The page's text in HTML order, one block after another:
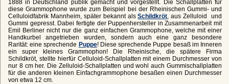
1888 in Deutschland publik gemacht und vorgestellt. Die Schallplatten für
diese Grammophone wurde zum Beispiel bei der Rheinischen Gummi- und
Celluloidfabrik Mannheim, später bekannt alsSchildkröt , aus Zelluloid und
Gummi gepresst. Dabei fertigte der Puppenhersteller in Zusammenarbeit mit
Emil Berliner nicht nur die ganz einfachen Grammophone, welche mit einer
Handkurbel angetrieben wurden, sondern auch eine ganz besondere
Rarität: eine sprechende Puppe! Diese sprechende Puppe besaß im Inneren
ein super kleines Grammophon! Die Rheinische, die spätere Firma
Schildkröt, stellte hierfür Celluloid-Schallplatten mit einem Durchmesser von
nur 8 cm her. Die Zelluloid-Schallplatten und wohl auch Gummischallplatten
für die anderen kleinen Einfachgrammophone besaßen einen Durchmesser
von etwa 12 cm.